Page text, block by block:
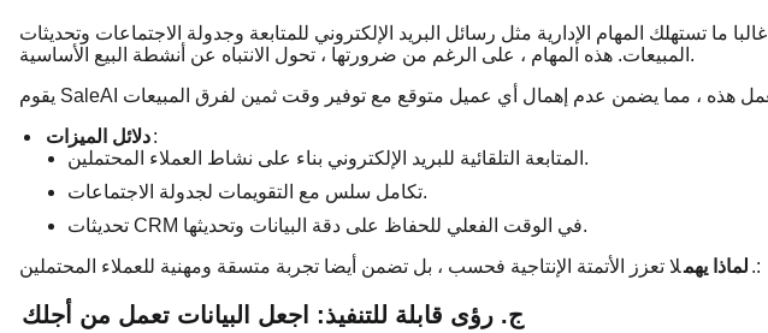
غالبا ما تستهلك المهام الإدارية مثل رسائل البريد الإلكتروني للمتابعة وجدولة الاجتماعات وتحديثات CRM جزءا كبيرا من يوم مندوب
المبيعات. هذه المهام ، على الرغم من ضرورتها ، تحول الانتباه عن أنشطة البيع الأساسية.
دلائل الميزات:
المتابعة التلقائية للبريد الإلكتروني بناء على نشاط العملاء المحتملين.
تكامل سلس مع التقويمات لجدولة الاجتماعات.
تحديثات CRM في الوقت الفعلي للحفاظ على دقة البيانات وتحديثها.
لماذا يهم لا تعزز الأتمتة الإنتاجية فحسب ، بل تضمن أيضا تجربة متسقة ومهنية للعملاء المحتملين.:
ج. رؤى قابلة للتنفيذ: اجعل البيانات تعمل من أجلك